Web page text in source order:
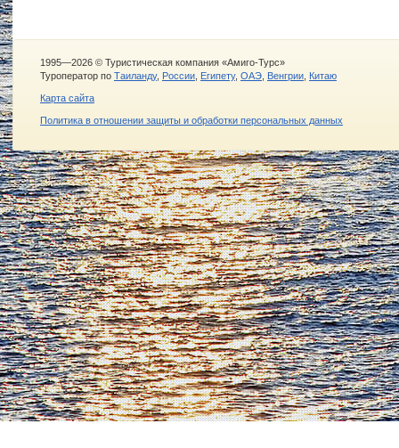
1995—2026 © Туристическая компания «Амиго-Турс»
Туроператор по Таиланду, России Египету, ОАЭ Венгрии Китаю
Карта сайта
Политика в отношении защиты и обработки персональных данных